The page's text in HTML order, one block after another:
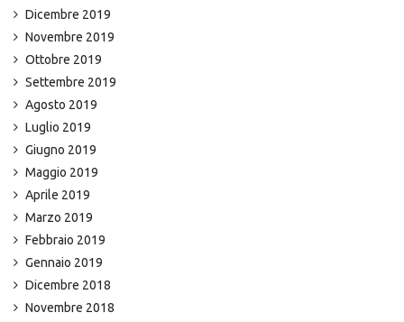
Dicembre 2019
Novembre 2019
Ottobre 2019
Settembre 2019
Agosto 2019
Luglio 2019
Giugno 2019
Maggio 2019
Aprile 2019
Marzo 2019
Febbraio 2019
Gennaio 2019
Dicembre 2018
Novembre 2018